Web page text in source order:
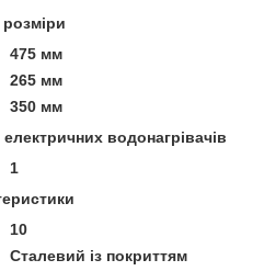
розміри
475 мм
265 мм
350 мм
водонагрівачів
1
10
Сталевий із покриттям